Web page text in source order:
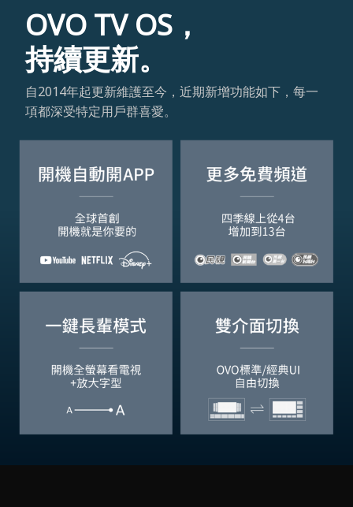
OVO TV OS，
持續更新。
自2014年起更新維護至今，近期新增功能如下，每一
項都深受特定用戶群喜愛。